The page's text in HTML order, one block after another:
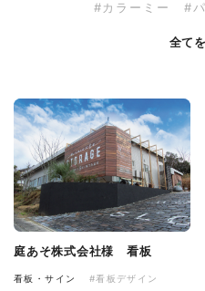
#カラーミー
#
全て
庭あそ株式会社様 看板
看板・サイン #看板デザイン